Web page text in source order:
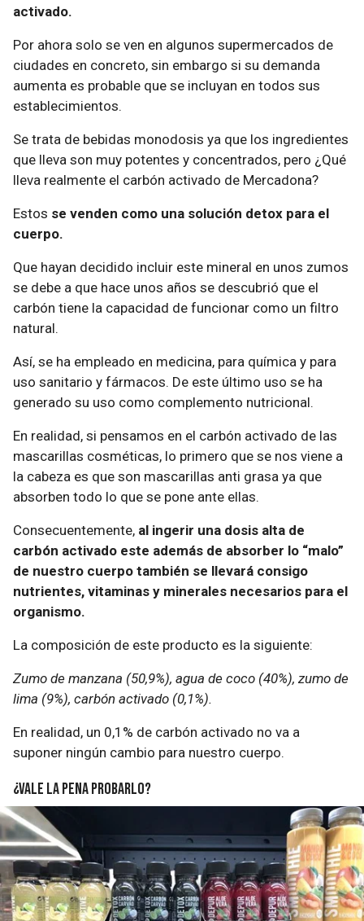
activado.
Por ahora solo se ven en algunos supermercados de
ciudades en concreto, sin embargo si su demanda
aumenta es probable que se incluyan en todos sus
establecimientos.
Se trata de bebidas monodosis ya que los ingredientes
que lleva son muy potentes y concentrados, pero ¿Qué
lleva realmente el carbón activado de Mercadona?
Estos se venden como una solución detox para el
cuerpo.
Que hayan decidido incluir este mineral en unos zumos
se debe a que hace unos años se descubrió que el
carbón tiene la capacidad de funcionar como un filtro
natural.
Así, se ha empleado en medicina, para química y para
uso sanitario y fármacos. De este último uso se ha
generado su uso como complemento nutricional.
En realidad, si pensamos en el carbón activado de las
mascarillas cosméticas, lo primero que se nos viene a
la cabeza es que son mascarillas anti grasa ya que
absorben todo lo que se pone ante ellas.
Consecuentemente, al ingerir una dosis alta de
carbón activado este además de absorber lo “malo”
de nuestro cuerpo también se llevará consigo
nutrientes, vitaminas y minerales necesarios para el
organismo.
La composición de este producto es la siguiente:
Zumo de manzana (50,9%), agua de coco (40%), zumo de
lima (9%), carbón activado (0,1%).
En realidad, un 0,1% de carbón activado no va a
suponer ningún cambio para nuestro cuerpo.
¿Vale la pena probarlo?